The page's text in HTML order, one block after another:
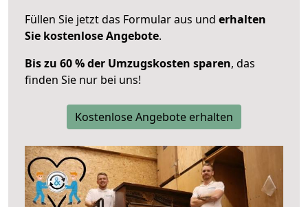
Füllen Sie jetzt das Formular aus und erhalten
Sie kostenlose Angebote.
Bis zu 60 % der Umzugskosten sparen, das
finden Sie nur bei uns!
Kostenlose Angebote erhalten